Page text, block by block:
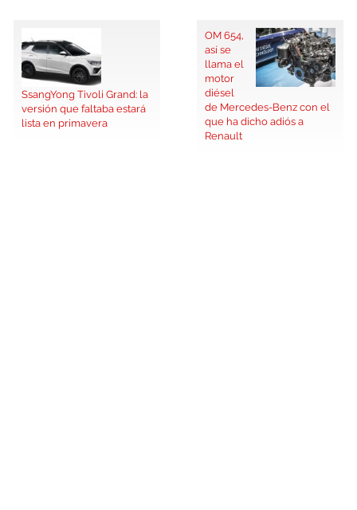
SsangYong Tivoli Grand: la
versión que faltaba estará
lista en primavera
OM 654,
así se
llama el
motor
diésel
de Mercedes-Benz con el
que ha dicho adiós a
Renault